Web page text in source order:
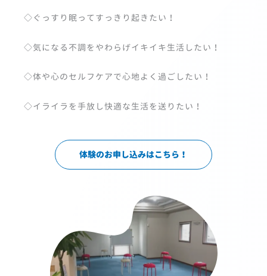
◇ぐっすり眠ってすっきり起きたい！
◇気になる不調をやわらげイキイキ生活したい！
◇体や心のセルフケアで心地よく過ごしたい！
◇イライラを手放し快適な生活を送りたい！
体験のお申し込みはこちら！